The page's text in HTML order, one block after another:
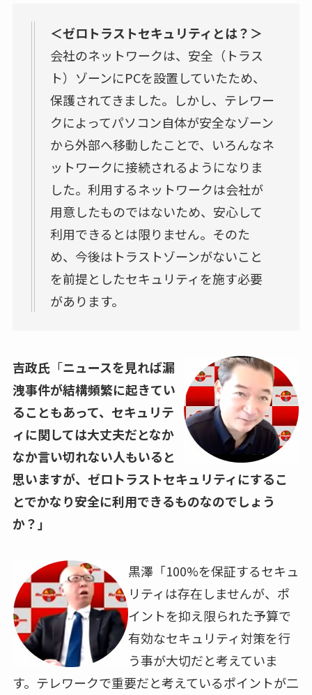
＜ゼロトラストセキュリティとは？＞
会社のネットワークは、安全（トラス
ト）ゾーンにPCを設置していたため、
保護されてきました。しかし、テレワー
クによってパソコン自体が安全なゾーン
から外部へ移動したことで、いろんなネ
ットワークに接続されるようになりま
した。利用するネットワークは会社が
用意したものではないため、安心して
利用できるとは限りません。そのた
め、今後はトラストゾーンがないこと
を前提としたセキュリティを施す必要
があります。
吉政氏「ニュースを見れば漏
洩事件が結構頻繁に起きてい
ることもあって、セキュリテ
ィに関しては大丈夫だとなか
なか言い切れない人もいると
思いますが、ゼロトラストセキュリティにするこ
とでかなり安全に利用できるものなのでしょう
か？」
黒澤「100%を保証するセキュ
リティは存在しませんが、ポ
イントを抑え限られた予算で
有効なセキュリティ対策を行
う事が大切だと考えていま
す。テレワークで重要だと考えているポイントが二